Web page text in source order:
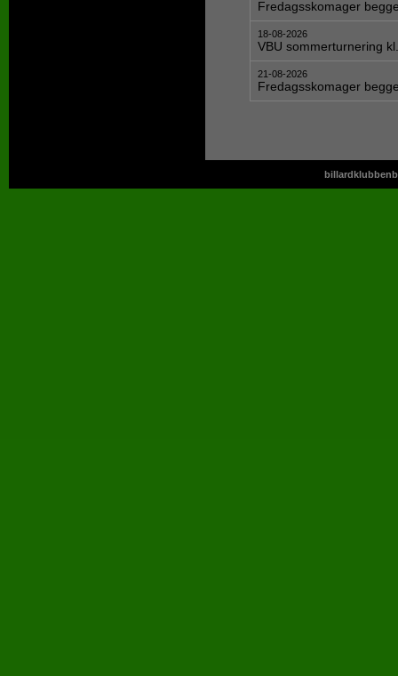
Fredagsskomager
18-08-2026
VBU sommerturnering
21-08-2026
Fredagsskomager